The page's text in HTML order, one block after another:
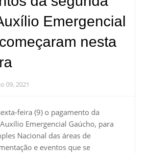
Emergencial
nesta
09, 2021
feira (9) o pagamento da
Emergencial Gaúcho, para
Nacional das áreas de
e eventos que se